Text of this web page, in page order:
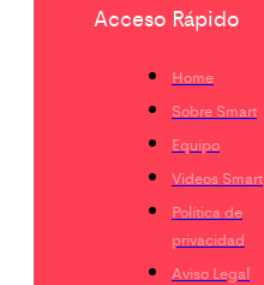
Acceso Rápido
Home
Sobre Smart
Equipo
Videos Smart
Política de
privacidad
Aviso Legal